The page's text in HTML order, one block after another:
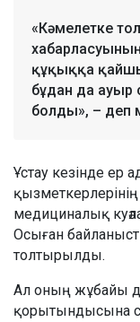
«Кәмелетке
құқыққа
бұдан да ауыр
болды», – деп
Ұстау кезінде ер
медициналық
Осыған
толтырылды.
Ал оның жұбайы
қорытындысына